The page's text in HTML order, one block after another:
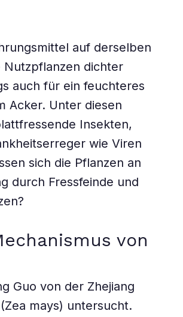
auf derselben
Nutzpflanzen dichter
auch für ein feuchteres
Acker. Unter diesen
Insekten,
wie Viren
sich die Pflanzen an
durch Fressfeinde und
von
Guo von der Zhejiang
mays) untersucht.